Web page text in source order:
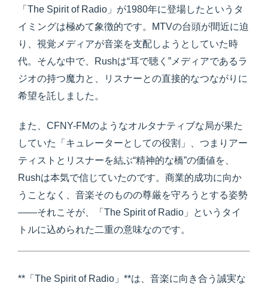
「The Spirit of Radio」が1980年に登場したというタ
イミングは極めて象徴的です。MTVの台頭が間近に迫
り、視覚メディアが音楽を支配しようとしていた時
代。そんな中で、Rushは“耳で聴く”メディアであるラ
ジオの持つ魔力と、リスナーとの直接的なつながりに
希望を託しました。
また、CFNY-FMのようなオルタナティブな局が果た
していた「キュレーターとしての役割」、つまりアー
ティストとリスナーを結ぶ“精神的な橋”の価値を、
Rushは本気で信じていたのです。商業的成功に向か
うことなく、音楽そのものの尊厳を守ろうとする姿勢
――それこそが、「The Spirit of Radio」というタイ
トルに込められた二重の意味なのです。
**「The Spirit of Radio」**は、音楽に向き合う誠実な